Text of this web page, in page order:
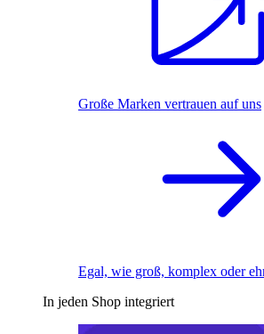
Große Marken vertrauen auf uns
Egal, wie groß, komplex oder
In jeden Shop integriert